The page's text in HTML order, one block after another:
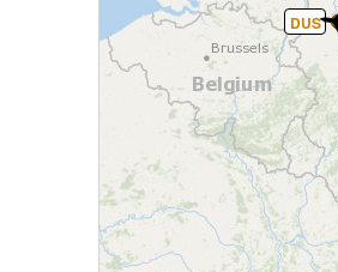
DUS